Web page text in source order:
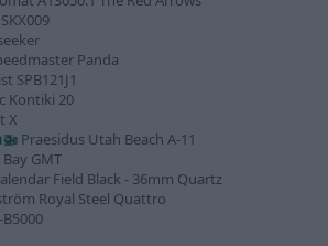
Panda
SPB121J1
Kontiki 20
X
Praesidus Utah Beach A-11
GMT
Field Black - 36mm Quartz
Royal Steel Quattro